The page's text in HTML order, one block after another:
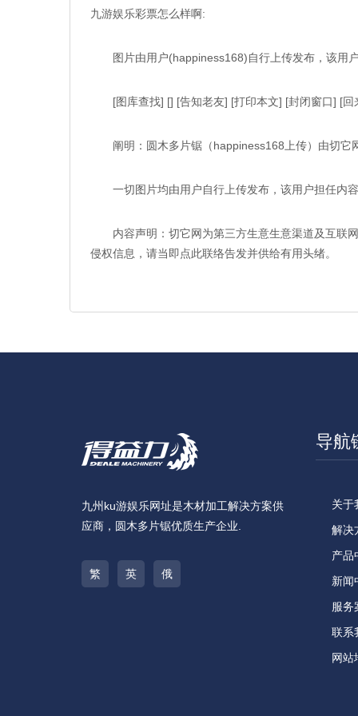
九游娱乐彩票怎么样啊:
图片由用户(happiness168)自行上传发布，该用户
[图库查找] [] [告知老友] [打印本文] [封闭窗口] [回
阐明：圆木多片锯（happiness168上传）由切它
一切图片均由用户自行上传发布，该用户担任内容
内容声明：切它网为第三方生意生意渠道及互联网
侵权信息，请当即点此联络告发并供给有用头绪。
九州ku游娱乐网址是木材加工解决方案供
应商，圆木多片锯优质生产企业.
繁 英 俄
导航
关于
解决
产品
新闻
服务
联系
网站